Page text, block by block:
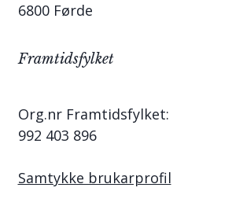
6800 Førde
Framtidsfylket
Org.nr Framtidsfylket:
992 403 896
Samtykke brukarprofil